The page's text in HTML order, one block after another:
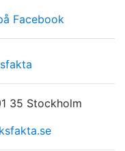
Facebook
35 Stockholm